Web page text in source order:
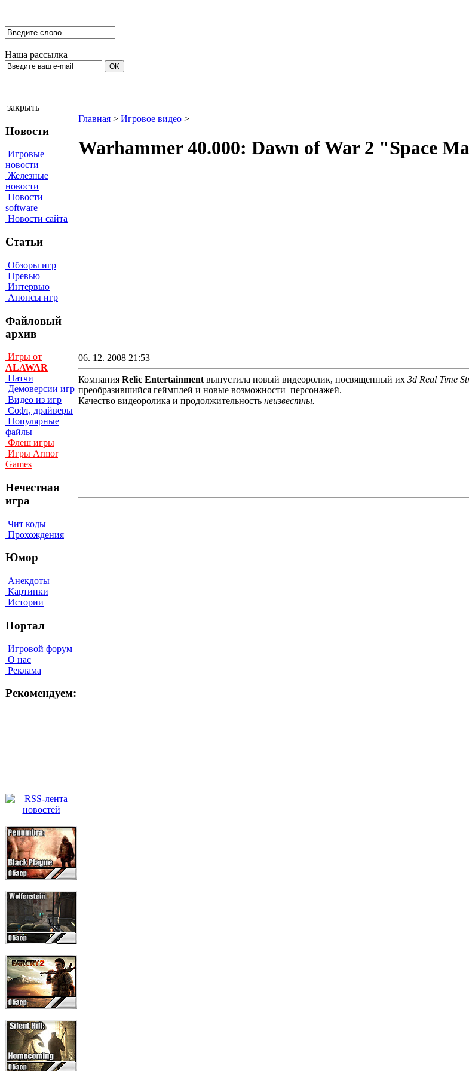
Наша рассылка
закрыть
Новости
Игровые
новости
Железные
новости
Новости
software
Новости сайта
Статьи
Обзоры игр
Превью
Интервью
Анонсы игр
Файловый
архив
Игры от
ALAWAR
Патчи
Демоверсии игр
Видео из игр
Софт, драйверы
Популярные
файлы
Флеш игры
Игры Armor
Games
Нечестная
игра
Чит коды
Прохождения
Юмор
Анекдоты
Картинки
Истории
Портал
Игровой форум
О нас
Реклама
Рекомендуем:
Главная > Игровое видео >
Warhammer 40.000: Dawn of War 2 "Space
06. 12. 2008 21:53
Компания Relic Entertainment выпустила новый видеоролик, посвященный их 3d Real Time
преобразившийся геймплей и новые возможности персонажей.
Качество видеоролика и продолжительность неизвестны.